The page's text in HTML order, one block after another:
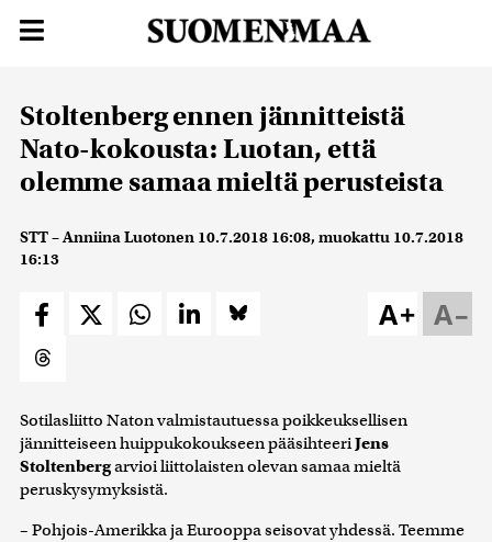
Stoltenberg ennen jännitteistä
Nato-kokousta: Luotan, että
olemme samaa mieltä perusteista
STT – Anniina Luotonen 10.7.2018 16:08, muokattu 10.7.2018
16:13
A–
A+
Sotilasliitto Naton valmistautuessa poikkeuksellisen
jännitteiseen huippukokoukseen pääsihteeriJens
Stoltenbergarvioi liittolaisten olevan samaa mieltä
peruskysymyksistä.
– Pohjois-Amerikka ja Eurooppa seisovat yhdessä. Teemme